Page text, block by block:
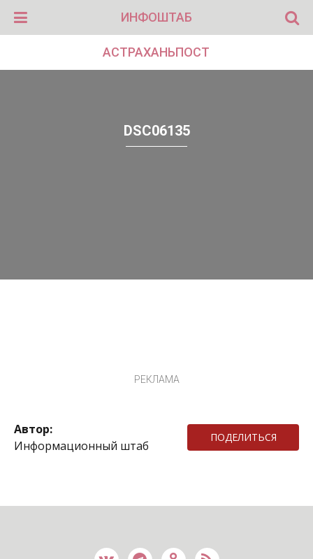
ИНФОШТАБ
АСТРАХАНЬПОСТ
DSC06135
РЕКЛАМА
Автор:
Информационный штаб
ПОДЕЛИТЬСЯ